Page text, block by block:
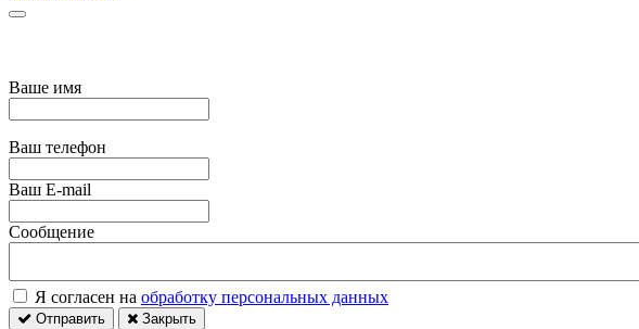
Ваше имя
Ваш телефон
Ваш E-mail
Сообщение
Я согласен на обработку персональных данных
Отправить Закрыть